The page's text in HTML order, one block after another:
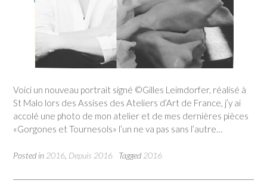
Voici un nouveau portrait signé ©Gilles Leimdorfer, réalisé à
St Malo lors des Assises des Ateliers d’Art de France, j’y ai
accolé une photo de mon atelier et de mes dernières pièces
«Gorgones et Tournesols» l’un ne va pas sans l’autre…
Posted in 2016 Depuis 2016 Tagged 2016